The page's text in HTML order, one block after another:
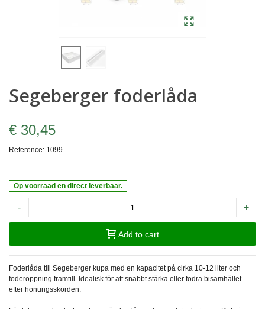
Segeberger foderlåda
€ 30,45
Reference: 1099
Op voorraad en direct leverbaar.
- +
Add to cart
Foderlåda till Segeberger kupa med en kapacitet på cirka 10-12 liter och
foderöppning framtill. Idealisk för att snabbt stärka eller fodra bisamhället
efter honungsskörden.